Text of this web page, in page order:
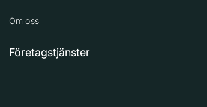
Om oss
Företagstjänster